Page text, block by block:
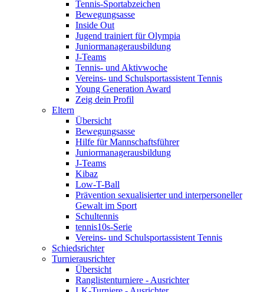
Tennis-Sportabzeichen
Bewegungsasse
Inside Out
Jugend trainiert für Olympia
Juniormanagerausbildung
J-Teams
Tennis- und Aktivwoche
Vereins- und Schulsportassistent Tennis
Young Generation Award
Zeig dein Profil
Eltern
Übersicht
Bewegungsasse
Hilfe für Mannschaftsführer
Juniormanagerausbildung
J-Teams
Kibaz
Low-T-Ball
Prävention sexualisierter und interpersoneller
Gewalt im Sport
Schultennis
tennis10s-Serie
Vereins- und Schulsportassistent Tennis
Schiedsrichter
Turnierausrichter
Übersicht
Ranglistenturniere - Ausrichter